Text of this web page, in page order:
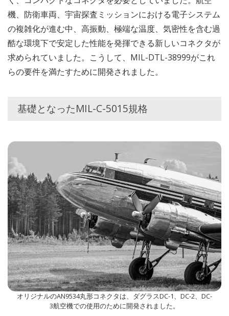
機、防衛車両、宇宙探査ミッションにおける電子システム
の複雑化が進む中、高振動、極端な温度、気密性を含む過
酷な環境下で安定した性能を発揮できる新しいコネクタが
求められていました。こうして、MIL-DTL-38999がこれ
らの要件を満たすために開発されました。
基礎となったMIL-C-5015規格
オリジナルのAN9534丸形コネクタは、ダグラスDC-1、DC-2、DC-
3航空機での使用のために開発されました。